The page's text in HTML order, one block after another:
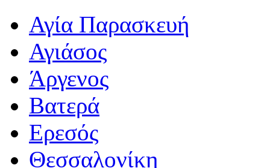
Αγία Παρασκευή
Αγιάσος
Άργενος
Βατερά
Ερεσός
Θεσσαλονίκη